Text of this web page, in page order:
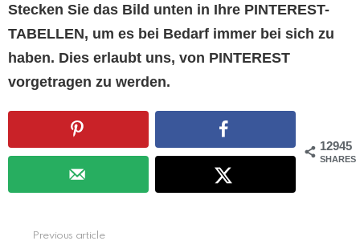
Stecken Sie das Bild unten in Ihre PINTEREST-
TABELLEN, um es bei Bedarf immer bei sich zu
haben. Dies erlaubt uns, von PINTEREST
vorgetragen zu werden.
12945
SHARES
Previous article